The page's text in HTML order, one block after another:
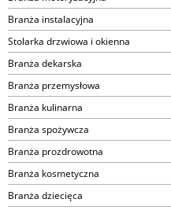
Branża instalacyjna
Stolarka drzwiowa i okienna
Branża dekarska
Branża przemysłowa
Branża kulinarna
Branża spożywcza
Branża prozdrowotna
Branża kosmetyczna
Branża dziecięca